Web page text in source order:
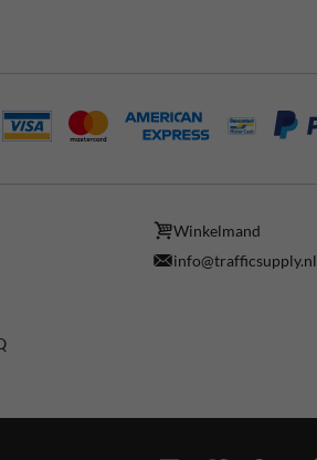
Winkelmand
info@trafficsupply.nl